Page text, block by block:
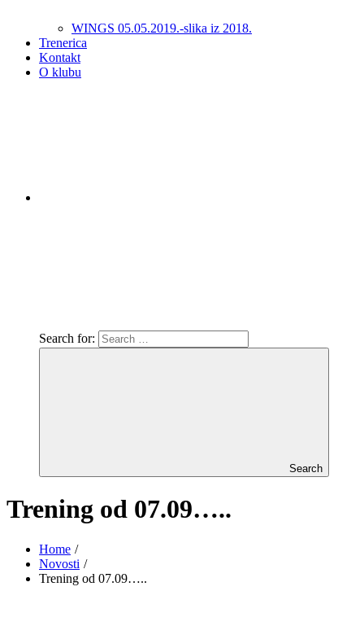
WINGS 05.05.2019.-slika iz 2018.
Trenerica
Kontakt
O klubu
Search for:
Search
Trening od 07.09…..
Home
Novosti
Trening od 07.09…..